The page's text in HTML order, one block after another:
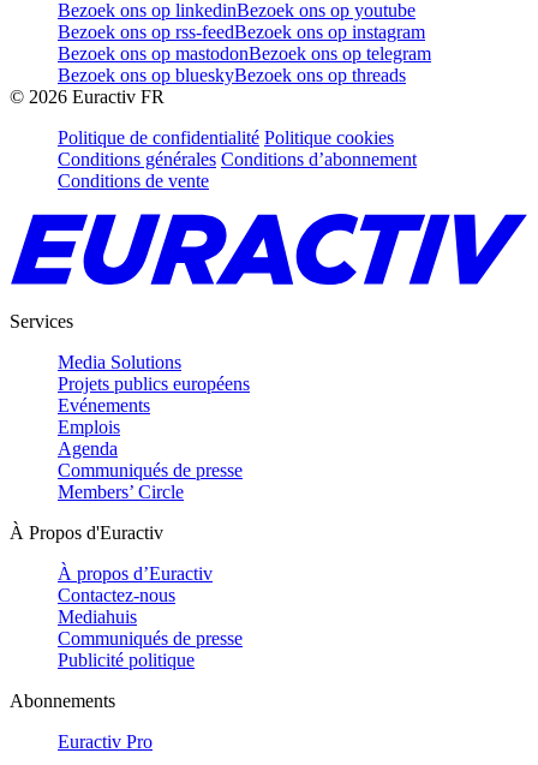
Bezoek ons op linkedinBezoek ons op youtube
Bezoek ons op rss-feedBezoek ons op instagram
Bezoek ons op mastodonBezoek ons op telegram
Bezoek ons op blueskyBezoek ons op threads
© 2026 Euractiv FR
Politique de confidentialité Politique cookies
Conditions générales Conditions d’abonnement
Conditions de vente
Services
Media Solutions
Projets publics européens
Evénements
Emplois
Agenda
Communiqués de presse
Members’ Circle
À Propos d'Euractiv
À propos d’Euractiv
Contactez-nous
Mediahuis
Communiqués de presse
Publicité politique
Abonnements
Euractiv Pro